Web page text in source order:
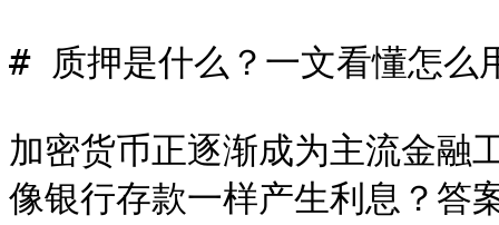
# 质押是什么？一文看懂怎么
加密货币正逐渐成为主流金融
像银行存款一样产生利息？答